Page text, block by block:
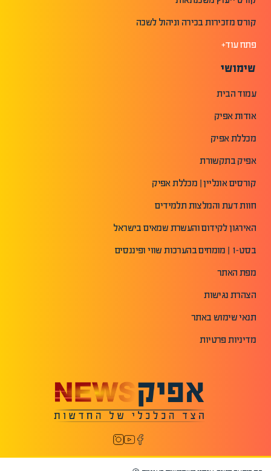
קורס מזכירות בכירה וניהול לשכה
פתח עוד+
שימושי
עמוד הבית
אודות אפיק
מכללת אפיק
אפיק בתקשורת
קורסים אונליין | מכללת אפיק
חוות דעת והמלצות תלמידים
האירגון לקידום והעשרת שמאים בישראל
בסט-1 | מומחים בהערכות שווי ופיננסים
מפת האתר
הצהרת נגישות
תנאי שימוש באתר
מדיניות פרטיות